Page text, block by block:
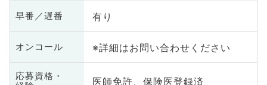
早番／遅番 有り
オンコール ※詳細はお問い合わせください
応募資格・
医師免許、保険医登録済